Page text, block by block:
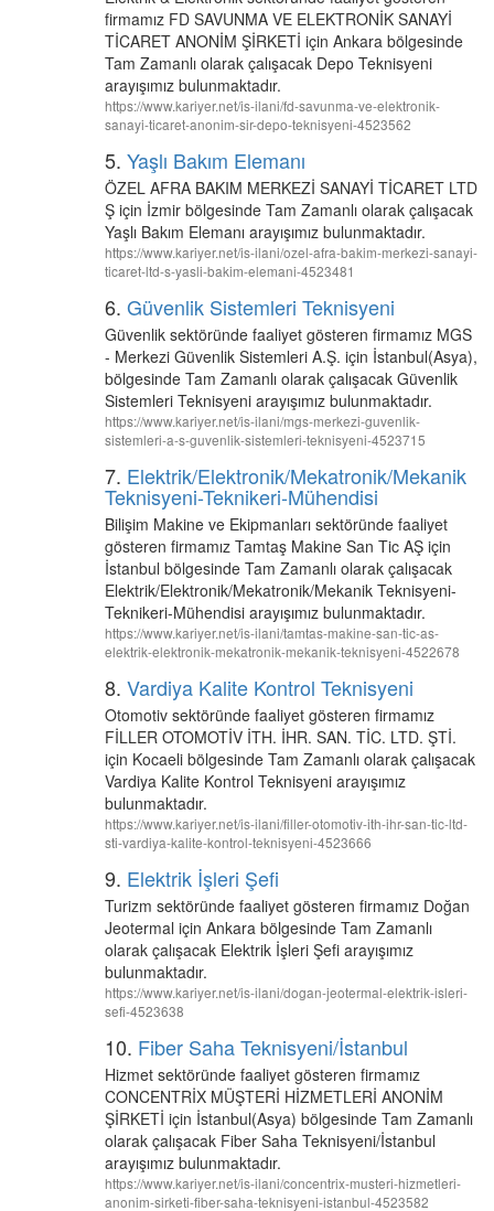
firmamız FD SAVUNMA VE ELEKTRONİK SANAYİ
TİCARET ANONİM ŞİRKETİ için Ankara bölgesinde
Tam Zamanlı olarak çalışacak Depo Teknisyeni
arayışımız bulunmaktadır.
https://www.kariyer.net/is-ilani/fd-savunma-ve-elektronik-
sanayi-ticaret-anonim-sir-depo-teknisyeni-4523562
5. Yaşlı Bakım Elemanı
ÖZEL AFRA BAKIM MERKEZİ SANAYİ TİCARET LTD
Ş için İzmir bölgesinde Tam Zamanlı olarak çalışacak
Yaşlı Bakım Elemanı arayışımız bulunmaktadır.
https://www.kariyer.net/is-ilani/ozel-afra-bakim-merkezi-sanayi-
ticaret-ltd-s-yasli-bakim-elemani-4523481
6. Güvenlik Sistemleri Teknisyeni
Güvenlik sektöründe faaliyet gösteren firmamız MGS
- Merkezi Güvenlik Sistemleri A.Ş. için İstanbul(Asya),
bölgesinde Tam Zamanlı olarak çalışacak Güvenlik
Sistemleri Teknisyeni arayışımız bulunmaktadır.
https://www.kariyer.net/is-ilani/mgs-merkezi-guvenlik-
sistemleri-a-s-guvenlik-sistemleri-teknisyeni-4523715
7. Elektrik/Elektronik/Mekatronik/Mekanik
Teknisyeni-Teknikeri-Mühendisi
Bilişim Makine ve Ekipmanları sektöründe faaliyet
gösteren firmamız Tamtaş Makine San Tic AŞ için
İstanbul bölgesinde Tam Zamanlı olarak çalışacak
Elektrik/Elektronik/Mekatronik/Mekanik Teknisyeni-
Teknikeri-Mühendisi arayışımız bulunmaktadır.
https://www.kariyer.net/is-ilani/tamtas-makine-san-tic-as-
elektrik-elektronik-mekatronik-mekanik-teknisyeni-4522678
8. Vardiya Kalite Kontrol Teknisyeni
Otomotiv sektöründe faaliyet gösteren firmamız
FİLLER OTOMOTİV İTH. İHR. SAN. TİC. LTD. ŞTİ.
için Kocaeli bölgesinde Tam Zamanlı olarak çalışacak
Vardiya Kalite Kontrol Teknisyeni arayışımız
bulunmaktadır.
https://www.kariyer.net/is-ilani/filler-otomotiv-ith-ihr-san-tic-ltd-
sti-vardiya-kalite-kontrol-teknisyeni-4523666
9. Elektrik İşleri Şefi
Turizm sektöründe faaliyet gösteren firmamız Doğan
Jeotermal için Ankara bölgesinde Tam Zamanlı
olarak çalışacak Elektrik İşleri Şefi arayışımız
bulunmaktadır.
https://www.kariyer.net/is-ilani/dogan-jeotermal-elektrik-isleri-
sefi-4523638
10. Fiber Saha Teknisyeni/İstanbul
Hizmet sektöründe faaliyet gösteren firmamız
CONCENTRİX MÜŞTERİ HİZMETLERİ ANONİM
ŞİRKETİ için İstanbul(Asya) bölgesinde Tam Zamanlı
olarak çalışacak Fiber Saha Teknisyeni/İstanbul
arayışımız bulunmaktadır.
https://www.kariyer.net/is-ilani/concentrix-musteri-hizmetleri-
anonim-sirketi-fiber-saha-teknisyeni-istanbul-4523582